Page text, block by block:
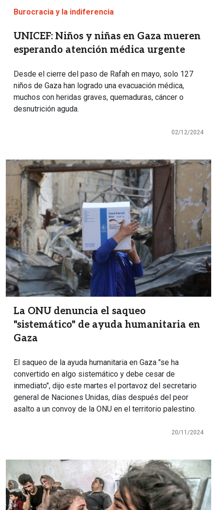
Burocracia y la indiferencia
UNICEF: Niños y niñas en Gaza mueren
esperando atención médica urgente
Desde el cierre del paso de Rafah en mayo, solo 127
niños de Gaza han logrado una evacuación médica,
muchos con heridas graves, quemaduras, cáncer o
desnutrición aguda.
02/12/2024
Imagen
La ONU denuncia el saqueo
"sistemático" de ayuda humanitaria en
Gaza
El saqueo de la ayuda humanitaria en Gaza "se ha
convertido en algo sistemático y debe cesar de
inmediato", dijo este martes el portavoz del secretario
general de Naciones Unidas, días después del peor
asalto a un convoy de la ONU en el territorio palestino.
20/11/2024
Imagen